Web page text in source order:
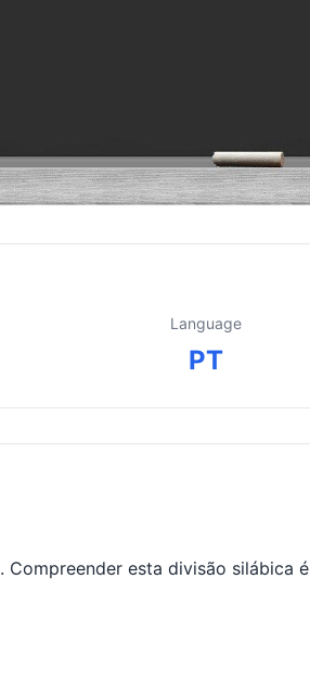
Language
PT
. Compreender esta divisão silábica é